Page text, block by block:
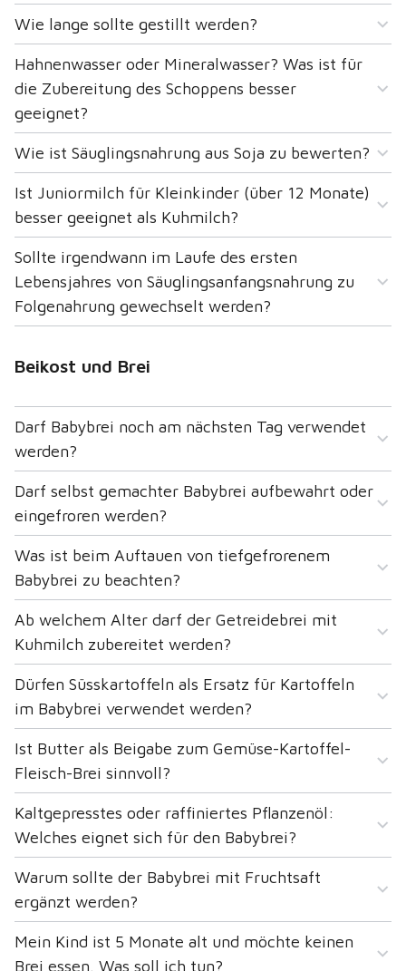
Wie lange sollte gestillt werden?
Hahnenwasser oder Mineralwasser? Was ist für
die Zubereitung des Schoppens besser
geeignet?
Wie ist Säuglingsnahrung aus Soja zu bewerten?
Ist Juniormilch für Kleinkinder (über 12 Monate)
besser geeignet als Kuhmilch?
Sollte irgendwann im Laufe des ersten
Lebensjahres von Säuglingsanfangsnahrung zu
Folgenahrung gewechselt werden?
Beikost und Brei
Darf Babybrei noch am nächsten Tag verwendet
werden?
Darf selbst gemachter Babybrei aufbewahrt oder
eingefroren werden?
Was ist beim Auftauen von tiefgefrorenem
Babybrei zu beachten?
Ab welchem Alter darf der Getreidebrei mit
Kuhmilch zubereitet werden?
Dürfen Süsskartoffeln als Ersatz für Kartoffeln
im Babybrei verwendet werden?
Ist Butter als Beigabe zum Gemüse-Kartoffel-
Fleisch-Brei sinnvoll?
Kaltgepresstes oder raffiniertes Pflanzenöl:
Welches eignet sich für den Babybrei?
Warum sollte der Babybrei mit Fruchtsaft
ergänzt werden?
Mein Kind ist 5 Monate alt und möchte keinen
Brei essen. Was soll ich tun?